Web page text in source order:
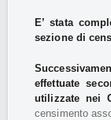
E’ stata
sezione di
effettuate
utilizzate nei
censimento